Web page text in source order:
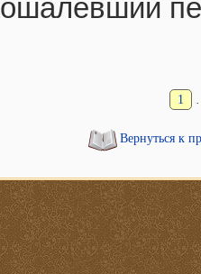
ошалевший
1
Вернуться к